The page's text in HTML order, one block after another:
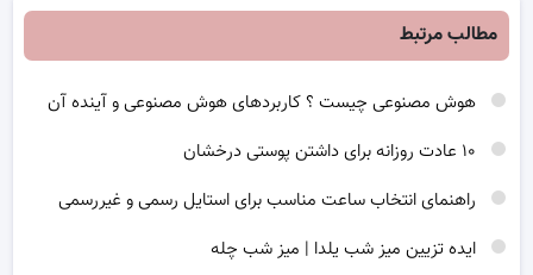
مطالب مرتبط
هوش مصنوعی چیست ؟ کاربردهای هوش مصنوعی و آینده آن
راهنمای انتخاب ساعت مناسب برای استایل رسمی و غیررسمی
ایده تزیین میز شب یلدا | میز شب چله